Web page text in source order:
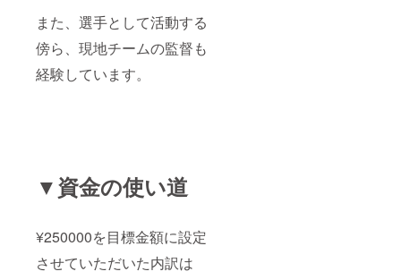
また、選手として活動する
傍ら、現地チームの監督も
経験しています。
▼資金の使い道
¥250000を目標金額に設定
させていただいた内訳は